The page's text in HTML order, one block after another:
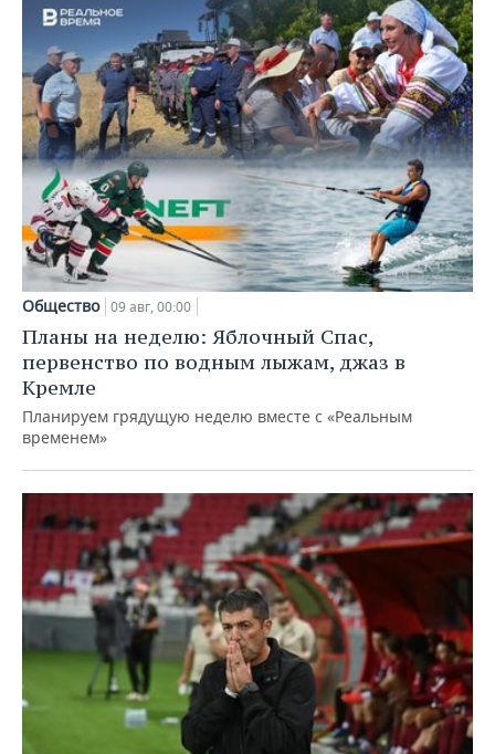
Общество 09 авг, 00:00
Планы на неделю: Яблочный Спас,
первенство по водным лыжам, джаз в
Кремле
Планируем грядущую неделю вместе с «Реальным
временем»